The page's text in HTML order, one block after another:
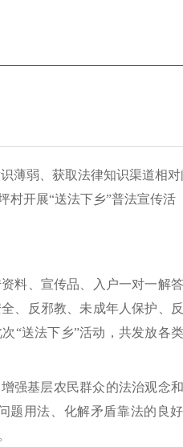
薄弱、获取法律知识渠道相对
村开展“送法下乡”普法宣传活
料、宣传品、入户一对一解
、反邪教、未成年人保护、
“送法下乡”活动，共发放各
强基层农民群众的法治观念
题用法、化解矛盾靠法的良